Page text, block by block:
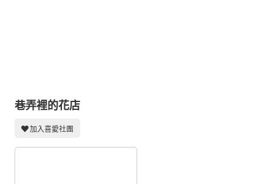
交流中心
攤位轉讓區
會員功能選單
巷弄裡的花店
加入喜愛社團